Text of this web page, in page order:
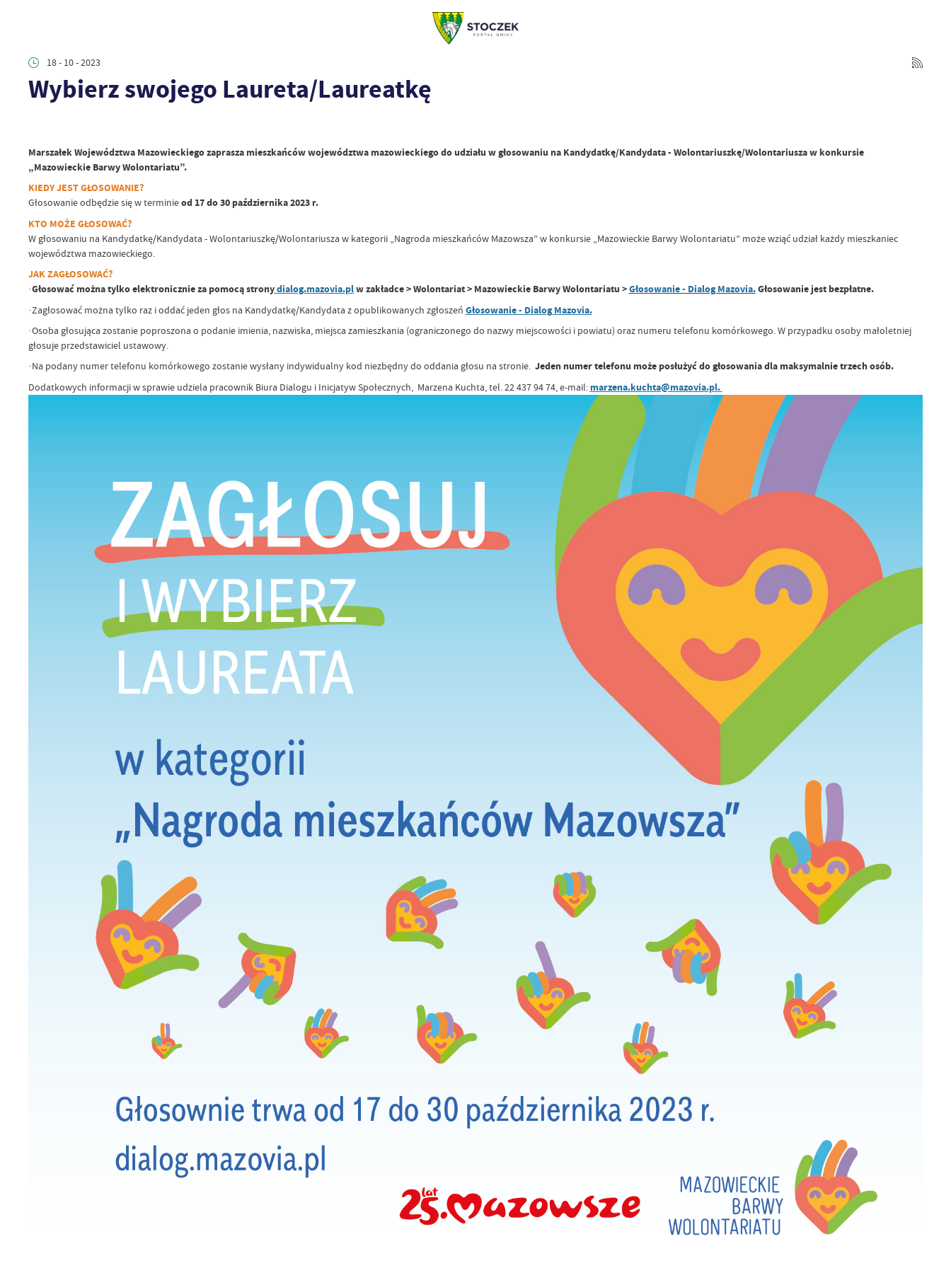
18 - 10 - 2023
Wybierz swojego Laureta/Laureatkę
Marszałek Województwa Mazowieckiego zaprasza mieszkańców województwa mazowieckiego do udziału w głosowaniu na Kandydatkę/Kandydata - Wolontariuszkę/Wolontariusza w konkursie
„Mazowieckie Barwy Wolontariatu”.
KIEDY JEST GŁOSOWANIE?
Głosowanie odbędzie się w terminieod 17 do 30 października 2023 r.
KTO MOŻE GŁOSOWAĆ?
W głosowaniu na Kandydatkę/Kandydata - Wolontariuszkę/Wolontariusza w kategorii „Nagroda mieszkańców Mazowsza” w konkursie „Mazowieckie Barwy Wolontariatu” może wziąć udział każdy mieszkaniec
województwa mazowieckiego.
JAK ZAGŁOSOWAĆ?
·Głosować można tylko elektronicznie za pomocą stronydialog.mazovia.plw zakładce > Wolontariat > Mazowieckie Barwy Wolontariatu >Głosowanie - Dialog Mazovia.Głosowanie jest bezpłatne.
·Zagłosować można tylko raz i oddać jeden głos na Kandydatkę/Kandydata z opublikowanych zgłoszeń Głosowanie - Dialog Mazovia.
·Osoba głosująca zostanie poproszona o podanie imienia, nazwiska, miejsca zamieszkania (ograniczonego do nazwy miejscowości i powiatu) oraz numeru telefonu komórkowego. W przypadku osoby małoletniej
głosuje przedstawiciel ustawowy.
·Na podany numer telefonu komórkowego zostanie wysłany indywidualny kod niezbędny do oddania głosu na stronie. Jeden numer telefonu może posłużyć do głosowania dla maksymalnie trzech osób.
Dodatkowych informacji w sprawie udziela pracownik Biura Dialogu i Inicjatyw Społecznych, Marzena Kuchta, tel. 22 437 94 74, e-mail: marzena.kuchta@mazovia.pl.